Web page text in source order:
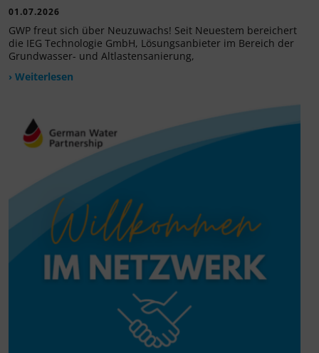
01.07.2026
GWP freut sich über Neuzuwachs! Seit Neuestem bereichert
die IEG Technologie GmbH, Lösungsanbieter im Bereich der
Grundwasser- und Altlastensanierung,
› Weiterlesen